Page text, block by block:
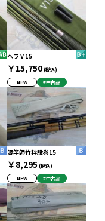
ヘラ V 15
￥15,750(税込)
NEW
#中古品
源竿師竹粋段巻15
￥8,295 (税込)
NEW
#中古品